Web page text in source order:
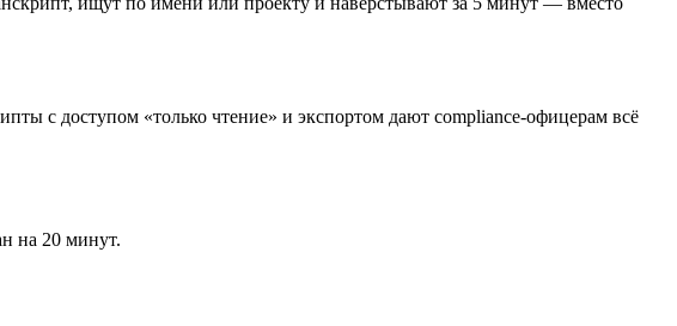
с доступом «только чтение» и экспортом дают compliance-офицерам всё
на 20 минут.